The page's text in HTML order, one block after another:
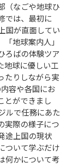
（なごや地球ひ
では、最初に
国が直面してい
地球案内人」
ろばの体験ツア
地球に優しい工
たりしながら実
容や各国にお
とができまし
ルで任務にあた
実際の様子につ
途上国の現状
ついて学ぶだけ
何かについて考